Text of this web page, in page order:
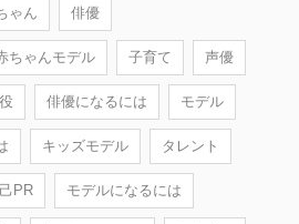
ゃん 俳優
ちゃんモデル 子育て 声優
俳優になるには モデル
キッズモデル タレント
PR モデルになるには